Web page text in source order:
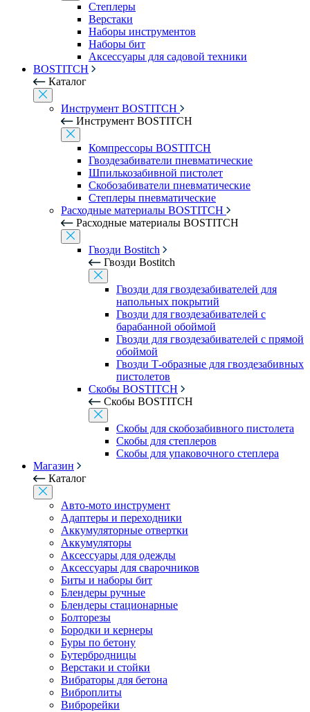
Степлеры
Верстаки
Наборы инструментов
Наборы бит
Аксессуары для садовой техники
BOSTITCH
Каталог
Инструмент BOSTITCH
Инструмент BOSTITCH
Компрессоры BOSTITCH
Гвоздезабиватели пневматические
Шпилькозабивной пистолет
Скобозабиватели пневматические
Степлеры пневматические
Расходные материалы BOSTITCH
Расходные материалы BOSTITCH
Гвозди Bostitch
Гвозди Bostitch
Гвозди для гвоздезабивателей для
напольных покрытий
Гвозди для гвоздезабивателей с
барабанной обоймой
Гвозди для гвоздезабивателей с прямой
обоймой
Гвозди Т-образные для гвоздезабивных
пистолетов
Скобы BOSTITCH
Скобы BOSTITCH
Скобы для скобозабивного пистолета
Скобы для степлеров
Скобы для упаковочного степлера
Магазин
Каталог
Авто-мото инструмент
Адаптеры и переходники
Аккумуляторные отвертки
Аккумуляторы
Аксессуары для одежды
Аксессуары для сварочников
Биты и наборы бит
Блендеры ручные
Блендеры стационарные
Болторезы
Бородки и кернеры
Буры по бетону
Бутербродницы
Верстаки и стойки
Вибраторы для бетона
Виброплиты
Виброрейки